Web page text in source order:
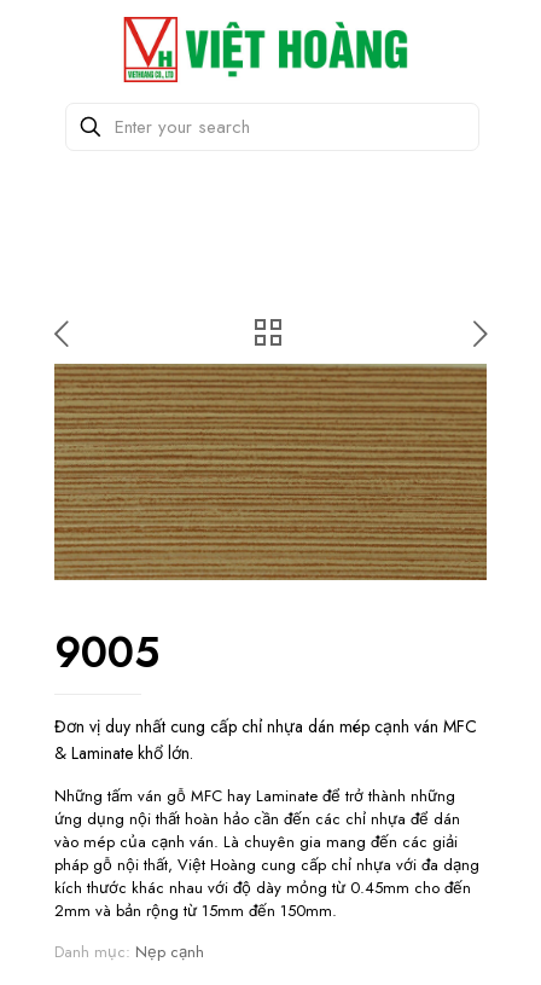
9005
Đơn vị duy nhất cung cấp chỉ nhựa dán mép cạnh ván MFC
& Laminate khổ lớn.
Những tấm ván gỗ MFC hay Laminate để trở thành những
ứng dụng nội thất hoàn hảo cần đến các chỉ nhựa để dán
vào mép của cạnh ván. Là chuyên gia mang đến các giải
pháp gỗ nội thất, Việt Hoàng cung cấp chỉ nhựa với đa dạng
kích thước khác nhau với độ dày mỏng từ 0.45mm cho đến
2mm và bản rộng từ 15mm đến 150mm.
Danh mục: Nẹp cạnh